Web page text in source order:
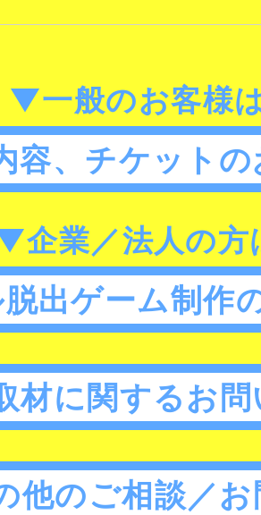
▼一般のお客様
容、チケット
企業／法人の方
脱出ゲーム制作
材に関するお
他のご相談／